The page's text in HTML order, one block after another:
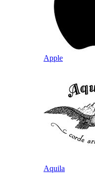
Apple
Aquila